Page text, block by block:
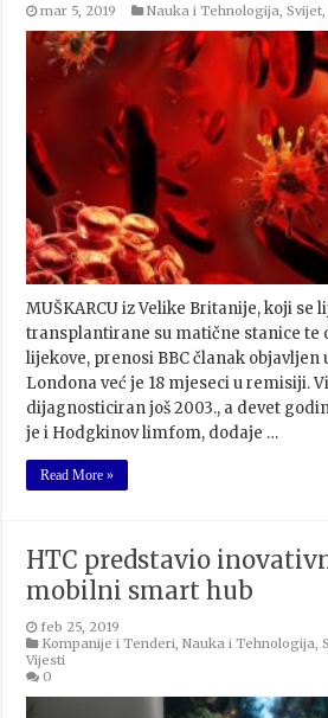
mar 5, 2019 Nauka i Tehnologija ,Svijet
MUŠKARCU iz Velike Britanije, koji se
transplantirane su matične stanice te
lijekove, prenosi BBC članak objavljen
Londona već je 18 mjeseci u remisiji.
dijagnosticiran još 2003., a devet
je i Hodgkinov limfom, dodaje …
Read More »
HTC predstavio
mobilni smart hub
feb 25, 2019
Kompanije i Tenderi,Nauka i Tehnologija,
Vijesti
0